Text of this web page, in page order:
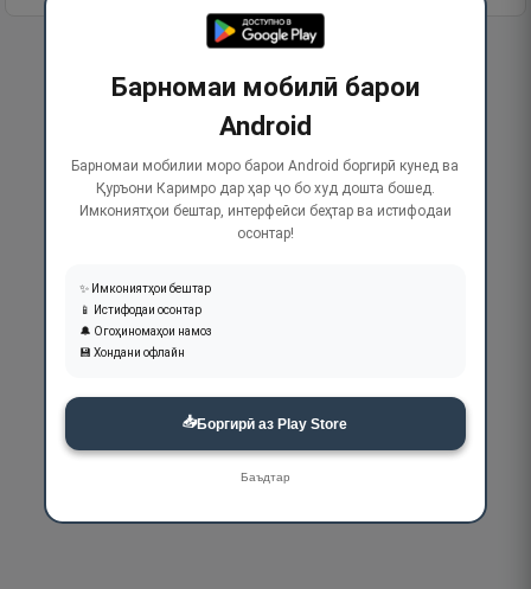
Барномаи мобилӣ барои
Android
Барномаи мобилии моро барои Android боргирӣ кунед ва
Қуръони Каримро дар ҳар ҷо бо худ дошта бошед.
Имкониятҳои бештар, интерфейси беҳтар ва истифодаи
осонтар!
✨ Имкониятҳои бештар
📱 Истифодаи осонтар
🔔 Огоҳиномаҳои намоз
💾 Хондани офлайн
📥Боргирӣ аз Play Store
Баъдтар